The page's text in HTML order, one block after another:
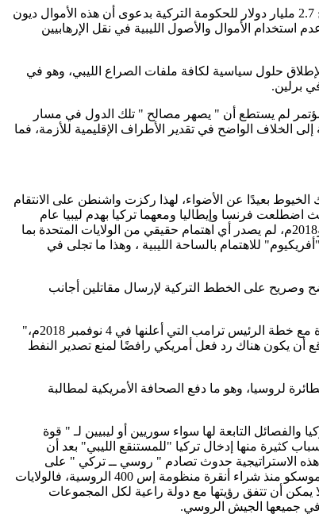
5-تجاهل مؤتمر برلين نهب حكومة السراج لأموال الشعب الليبي ودفعها مرتبات وأموال لأردوغان، ولدفع مرتبات الميلشيات، كما تجاهل دفع السراج 2.7 مليار دولار للحكومة التركية بدعوى أن هذه الأموال ديون
الأموال والأصول الليبية في نقل الإرهابيين
حلول سياسية لكافة ملفات الصراع الليبي، وهو في
برلين.
لم يستطع أن " يصهر مصالح " تلك الدول في مسار
الخلاف الواضح في تقدير الأطراف الإقليمية للأزمة، فما
تحرك الخيوط بعيدًا عن الأضواء، لهذا ركزت واشنطن على الانتقام
حيث اضطلعت فرنسا وإيطاليا ومعهما تركيا بهدم ليبيا عام
2011م، ويتسق موقف واشنطن هذا مع خطة الولايات المتحدة الأمريكية "للاستدارة شرقًا" والاهتمام بشرق وجنوب شرق آسيا، وخلال عامي 2017 و2018م، لم يصدر أي اهتمام حقيقي من الولايات المتحدة بما
للاهتمام بالساحة الليبية ، وهذا ما تجلى في
وصريح على الخطط التركية لإرسال مقاتلين أجانب
1-حرص الولايات المتحدة على إمدادات النفط الليبية التي تصل لحوالي 1.3 مليون برميل يوميًا، وزاد الاهتمام بالنفط الليبي من جانب الولايات المتحدة مع خطة الرئيس ترامب التي أعلنها في 4 نوفمبر 2018م،"
أن يكون هناك رد فعل أمريكي رافضًا لمنع تصدير النفط
لروسيا، وهو ما دفع الصحافة الأمريكية لمطالبة
والفصائل التابعة لها سواء سوريين أو ليبيين لـ " قوة
كثيرة منها إدخال تركيا "للمستنقع الليبي" بعد أن
هذه الاستراتيجية حدوث تصادم " روسي ــ تركي " على
الأراضي الليبية يخفف من الاندفاعة التركية نحو موسكو من جانب، ويعيد "الاعتمادية التركية " على الجانب الغربي بعد الهرولة التركية السريعة نحو موسكو منذ شراء أنقرة منظومة إس 400 الروسية، فالولايات
يمكن أن تتفق رؤيتها مع دولة راعية لكل المجموعات